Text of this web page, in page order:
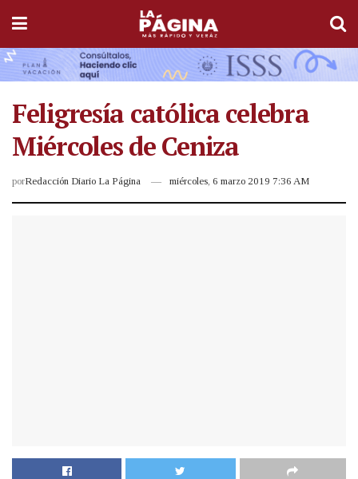
Feligresía católica celebra
Miércoles de Ceniza
porRedacción Diario La Página miércoles, 6 marzo 2019 7:36 AM